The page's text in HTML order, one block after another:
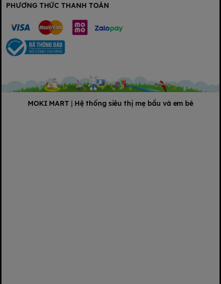
PHƯƠNG THỨC THANH TOÁN
MOKI MART | Hệ thống siêu thị mẹ bầu và em bé